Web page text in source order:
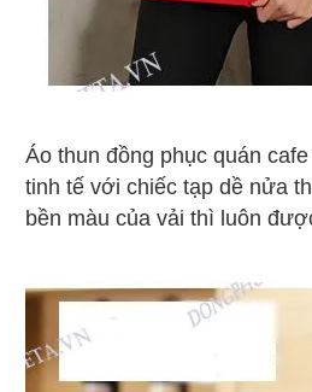
Áo thun đồng phục quán
tinh tế với chiếc tạp dề nửa
bền màu của vải thì luôn